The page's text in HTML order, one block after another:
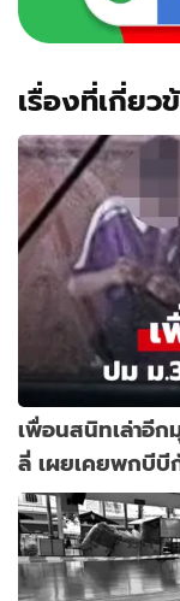
เรื่องที่เกี่ยว
เพื่อนสนิทเล่าอี
ลี่ เผยเคยพกบีบี